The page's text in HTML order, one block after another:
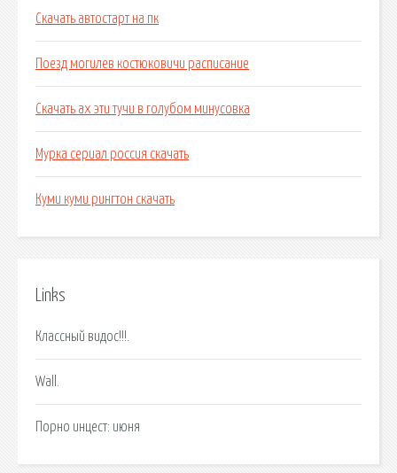
Скачать автостарт на пк
Поезд могилев костюковичи расписание
Скачать ах эти тучи в голубом минусовка
Мурка сериал россия скачать
Куми куми рингтон скачать
Links
Классный видос!!!.
Wall.
Порно инцест: июня